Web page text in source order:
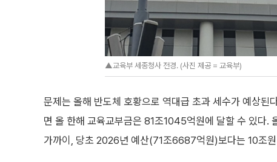
▲교육부 세종청사 전경. (사진 제공 = 교육부)
문제는 올해 반도체 호황으로 역대급 초과 세수가 예상
면 올 한해 교육교부금은 81조1045억원에 달할 수 있다
가까이, 당초 2026년 예산(71조6687억원)보다는 10조